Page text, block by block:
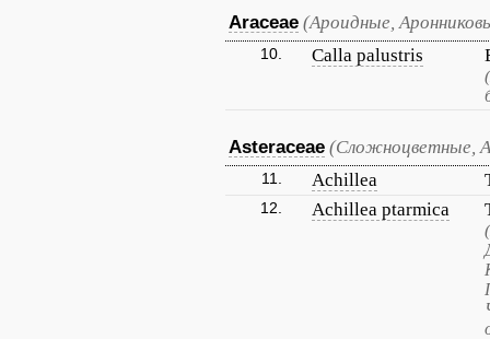
Araceae (Ароидные,
10. Calla palustris
Asteraceae (Сложноцветные,
11. Achillea
12. Achillea ptarmica